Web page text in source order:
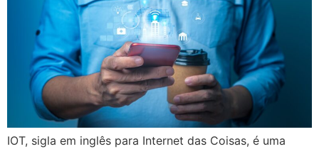
IOT, sigla em inglês para Internet das Coisas, é uma